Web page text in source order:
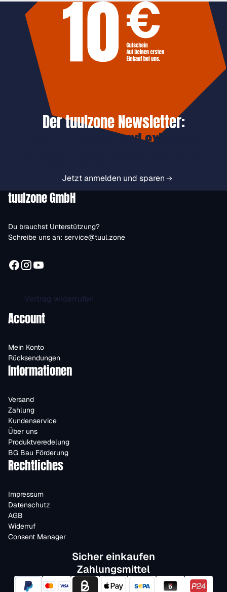
Der tuulzone Newsletter:
Jetzt anmelden und exklusive
Jetzt anmelden und sparen
tuulzone GmbH
Du brauchst Unterstützung?
Schreibe uns an: service@tuul.zone
Vertrag widerrufen
Account
Mein Konto
Rücksendungen
Informationen
Versand
Zahlung
Kundenservice
Über uns
Produktveredelung
BG Bau Förderung
Rechtliches
Impressum
Datenschutz
AGB
Widerruf
Consent Manager
Sicher einkaufen
Zahlungsmittel